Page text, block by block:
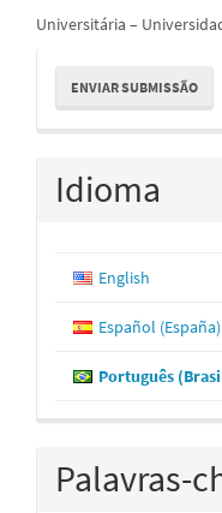
Universitária –
Enviar
Submissão
ENVIAR SUBMISSÃO
Idioma
English
Español (España)
Português
Palavras-